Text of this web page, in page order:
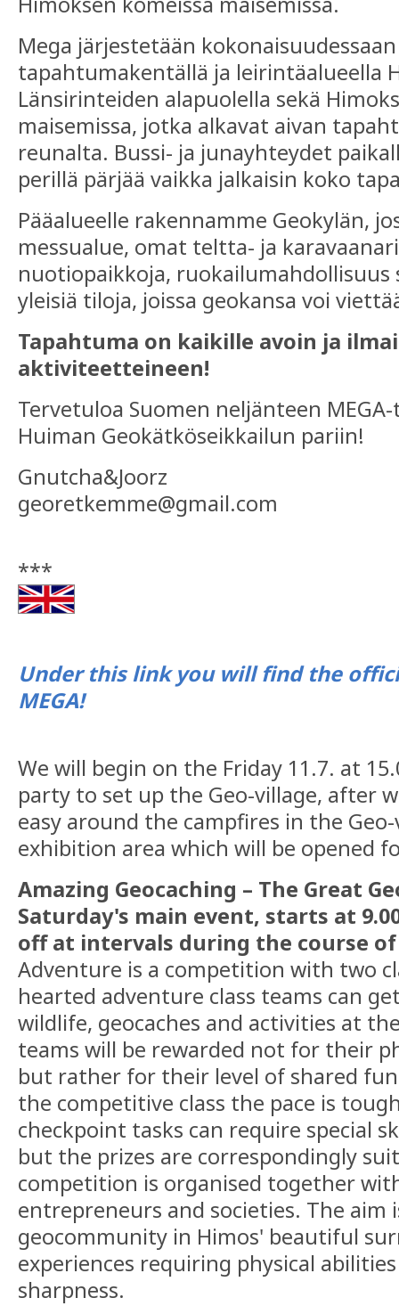
Mega järjestetään
tapahtumakentällä ja leirintäalueella
Länsirinteiden alapuolella sekä
maisemissa, jotka alkavat aivan
reunalta. Bussi- ja junayhteydet
perillä pärjää vaikka jalkaisin koko
Pääalueelle rakennamme Geokylän,
messualue, omat teltta- ja
nuotiopaikkoja, ruokailumahdollisuus
yleisiä tiloja, joissa geokansa voi
Tapahtuma on kaikille avoin ja
aktiviteetteineen!
Tervetuloa Suomen neljänteen
Huiman Geokätköseikkailun pariin!
Gnutcha&Joorz
georetkemme@gmail.com
***
Under this link you will find the
MEGA!
We will begin on the Friday 11.7. at
party to set up the Geo-village, after
easy around the campfires in the
exhibition area which will be opened
Amazing Geocaching – The Great
Saturday's main event, starts at
off at intervals during the course
Adventure is a competition with two
hearted adventure class teams can
wildlife, geocaches and activities at
teams will be rewarded not for their
but rather for their level of shared
the competitive class the pace is
checkpoint tasks can require special
but the prizes are correspondingly
competition is organised together
entrepreneurs and societies. The aim
geocommunity in Himos' beautiful
experiences requiring physical
sharpness.